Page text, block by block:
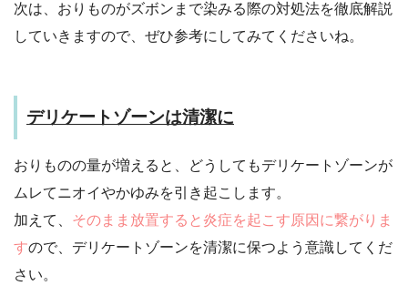
次は、おりものがズボンまで染みる際の対処法を徹底解説
していきますので、ぜひ参考にしてみてくださいね。
デリケートゾーンは清潔に
おりものの量が増えると、どうしてもデリケートゾーンが
ムレてニオイやかゆみを引き起こします。
加えて、 そのまま放置すると炎症を起こす原因に繋がりま
すので、デリケートゾーンを清潔に保つよう意識してくだ
さい。